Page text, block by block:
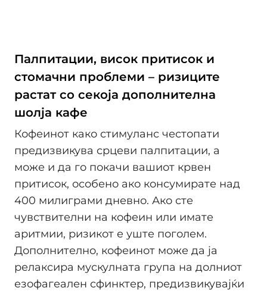
Палпитации, висок притисок и
стомачни проблеми – ризиците
растат со секоја дополнителна
шолја кафе
Кофеинот како стимуланс честопати
предизвикува срцеви палпитации, а
може и да го покачи вашиот крвен
притисок, особено ако консумирате над
400 милиграми дневно. Ако сте
чувствителни на кофеин или имате
аритмии, ризикот е уште поголем.
Дополнително, кофеинот може да ја
релаксира мускулната група на долниот
езофагеален сфинктер, предизвикувајќи